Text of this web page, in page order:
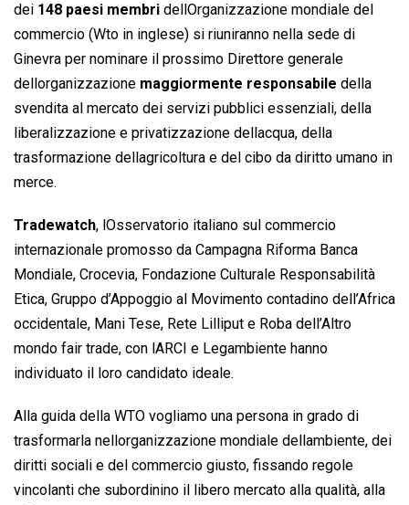
dei 148 paesi membri dellOrganizzazione mondiale del
commercio (Wto in inglese) si riuniranno nella sede di
Ginevra per nominare il prossimo Direttore generale
dellorganizzazione maggiormente responsabile della
svendita al mercato dei servizi pubblici essenziali, della
liberalizzazione e privatizzazione dellacqua, della
trasformazione dellagricoltura e del cibo da diritto umano in
merce.
Tradewatch, lOsservatorio italiano sul commercio
internazionale promosso da Campagna Riforma Banca
Mondiale, Crocevia, Fondazione Culturale Responsabilità
Etica, Gruppo d’Appoggio al Movimento contadino dell’Africa
occidentale, Mani Tese, Rete Lilliput e Roba dell’Altro
mondo fair trade, con lARCI e Legambiente hanno
individuato il loro candidato ideale.
Alla guida della WTO vogliamo una persona in grado di
trasformarla nellorganizzazione mondiale dellambiente, dei
diritti sociali e del commercio giusto, fissando regole
vincolanti che subordinino il libero mercato alla qualità, alla